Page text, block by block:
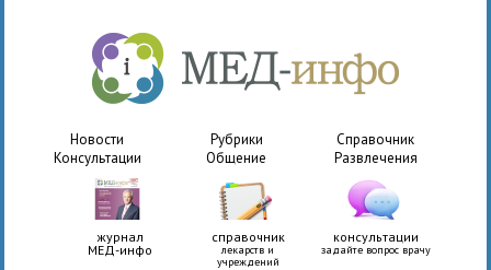
Новости Рубрики
Справочник
Консультации
Общение Развлечения
журнал
МЕД-инфо
справочник
лекарств и
учреждений
консультации
задайте вопрос врачу